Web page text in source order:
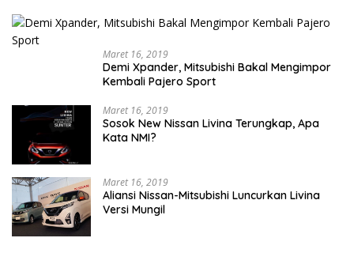
Maret 16, 2019
Demi Xpander, Mitsubishi Bakal Mengimpor
Kembali Pajero Sport
Maret 16, 2019
Sosok New Nissan Livina Terungkap, Apa
Kata NMI?
Maret 16, 2019
Aliansi Nissan-Mitsubishi Luncurkan Livina
Versi Mungil